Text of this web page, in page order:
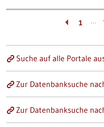
1 …
Suche auf alle Portale
Zur Datenbanksuche
Zur Datenbanksuche